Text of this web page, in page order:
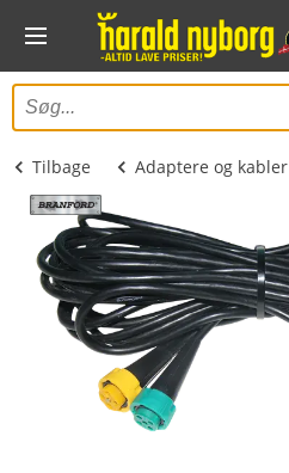
Tilbage Adaptere og kabler